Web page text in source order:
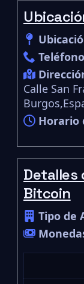
Calle San
Horario
Detalles
Bitcoin
Tipo de